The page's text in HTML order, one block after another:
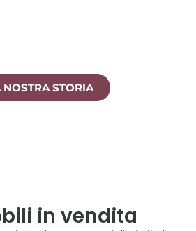
NOSTRA STORIA
in vendita